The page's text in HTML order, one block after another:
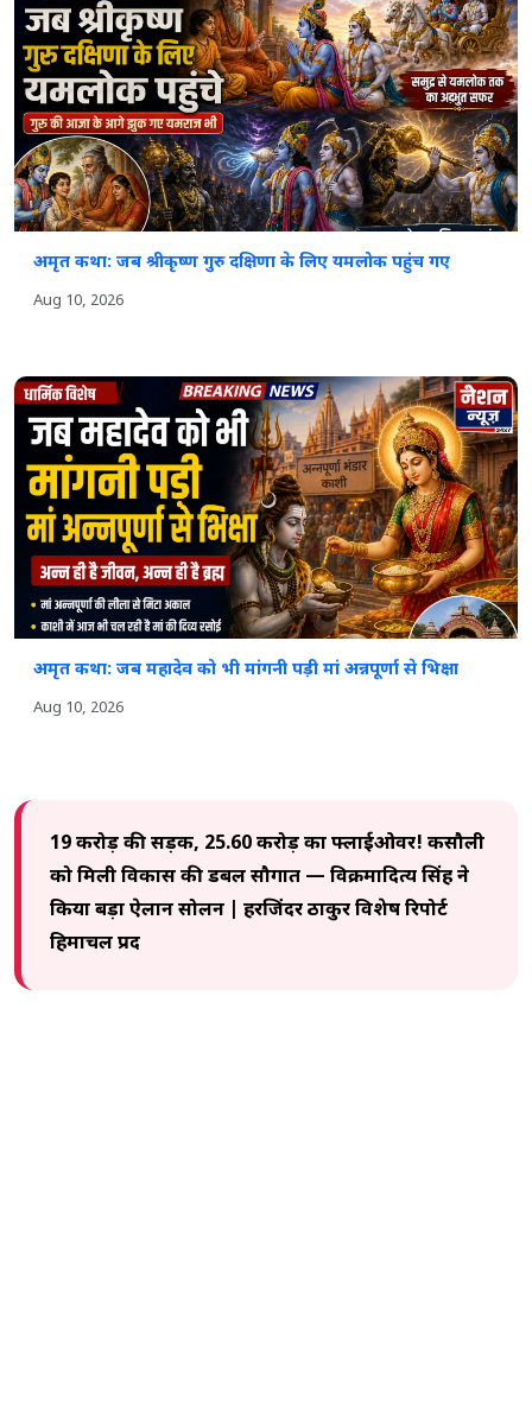
अमृत कथा: जब श्रीकृष्ण गुरु दक्षिणा के लिए यमलोक पहुंच गए
Aug 10, 2026
अमृत कथा: जब महादेव को भी मांगनी पड़ी मां अन्नपूर्णा से भिक्षा
Aug 10, 2026
19 करोड़ की सड़क, 25.60 करोड़ का फ्लाईओवर! कसौली
को मिली विकास की डबल सौगात — विक्रमादित्य सिंह ने
किया बड़ा ऐलान सोलन | हरजिंदर ठाकुर विशेष रिपोर्ट
हिमाचल प्रद